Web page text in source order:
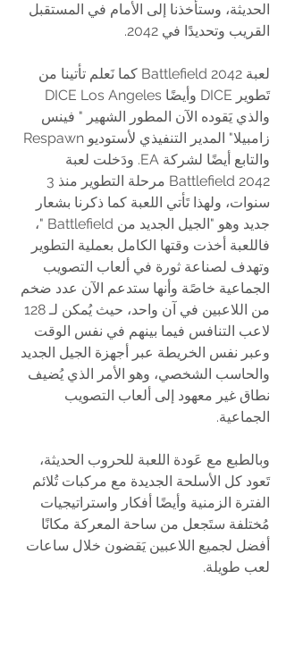
الحديثة، وستأخذنا إلى الأمام في المستقبل
القريب وتحديدًا في 2042.
لعبة Battlefield 2042 كما نَعلم تأتينا من
والذي يَقوده الآن المطور الشهير " فينس
والتابع أيضًا لشركة EA. ودَخلت لعبة
سنوات، ولهذا تَأتي اللعبة كما ذكرنا بشعار
جديد وهو "الجيل الجديد من Battlefield "،
فاللعبة أخذت وقتها الكامل بعملية التطوير
وتهدف لصناعة ثورة في ألعاب التصويب
الجماعية خاصًة وأنها ستدعم الآن عدد ضخم
لاعب التنافس فيما بينهم في نفس الوقت
وعبر نفس الخريطة عبر أجهزة الجيل الجديد
والحاسب الشخصي، وهو الأمر الذي يُضيف
نطاق غير معهود إلى ألعاب التصويب
الجماعية.
وبالطبع مع عَودة اللعبة للحروب الحديثة،
تَعود كل الأسلحة الجديدة مع مركبات تُلائم
الفترة الزمنية وأيضًا أفكار واستراتيجيات
مُختلفة ستَجعل من ساحة المعركة مكانًا
أفضل لجميع اللاعبين يَقضون خلال ساعات
لعب طويلة.